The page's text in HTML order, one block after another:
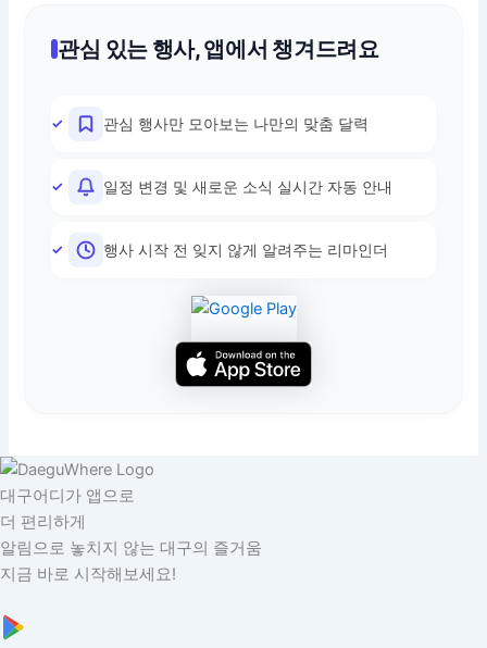
관심 있는 행사, 앱에서 챙겨드려요
관심 행사만 모아보는 나만의 맞춤 달력
일정 변경 및 새로운 소식 실시간 자동 안내
행사 시작 전 잊지 않게 알려주는 리마인더
대구어디가 앱으로
더 편리하게
알림으로 놓치지 않는 대구의 즐거움
지금 바로 시작해보세요!